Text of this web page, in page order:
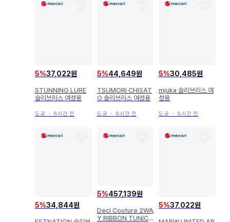
5%37,022원
STUNNING LURE
슬리브리스 여성용
도쿄 ・ 8시간 전
5%44,649원
TSUMORI CHISAT
O 슬리브리스 여성용
도쿄 ・ 8시간 전
5%30,485원
mjuka 슬리브리스 여
성용
도쿄 ・ 8시간 전
5%34,844원
5%457,139원
Deci Couture 2WA
Y RIBBON TUNIC
5%37,022원